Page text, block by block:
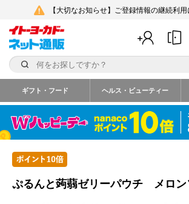
【大切なお知らせ】ご登録情報の継続利
ギフト・フード ヘルス・ビューティー
ぷるんと蒟蒻ゼリーパウチ メロン